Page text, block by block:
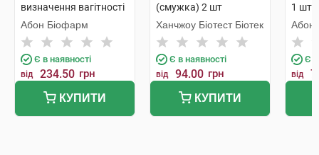
визначення вагітності
1 шт
Абон Біофарм
Є в наявності
від 234.50 грн
КУПИТИ
(смужка) 2 шт
Ханчжоу Біотест Біотек
Є в наявності
від 94.00 грн
КУПИТИ
1 шт
Абон
Є в
від